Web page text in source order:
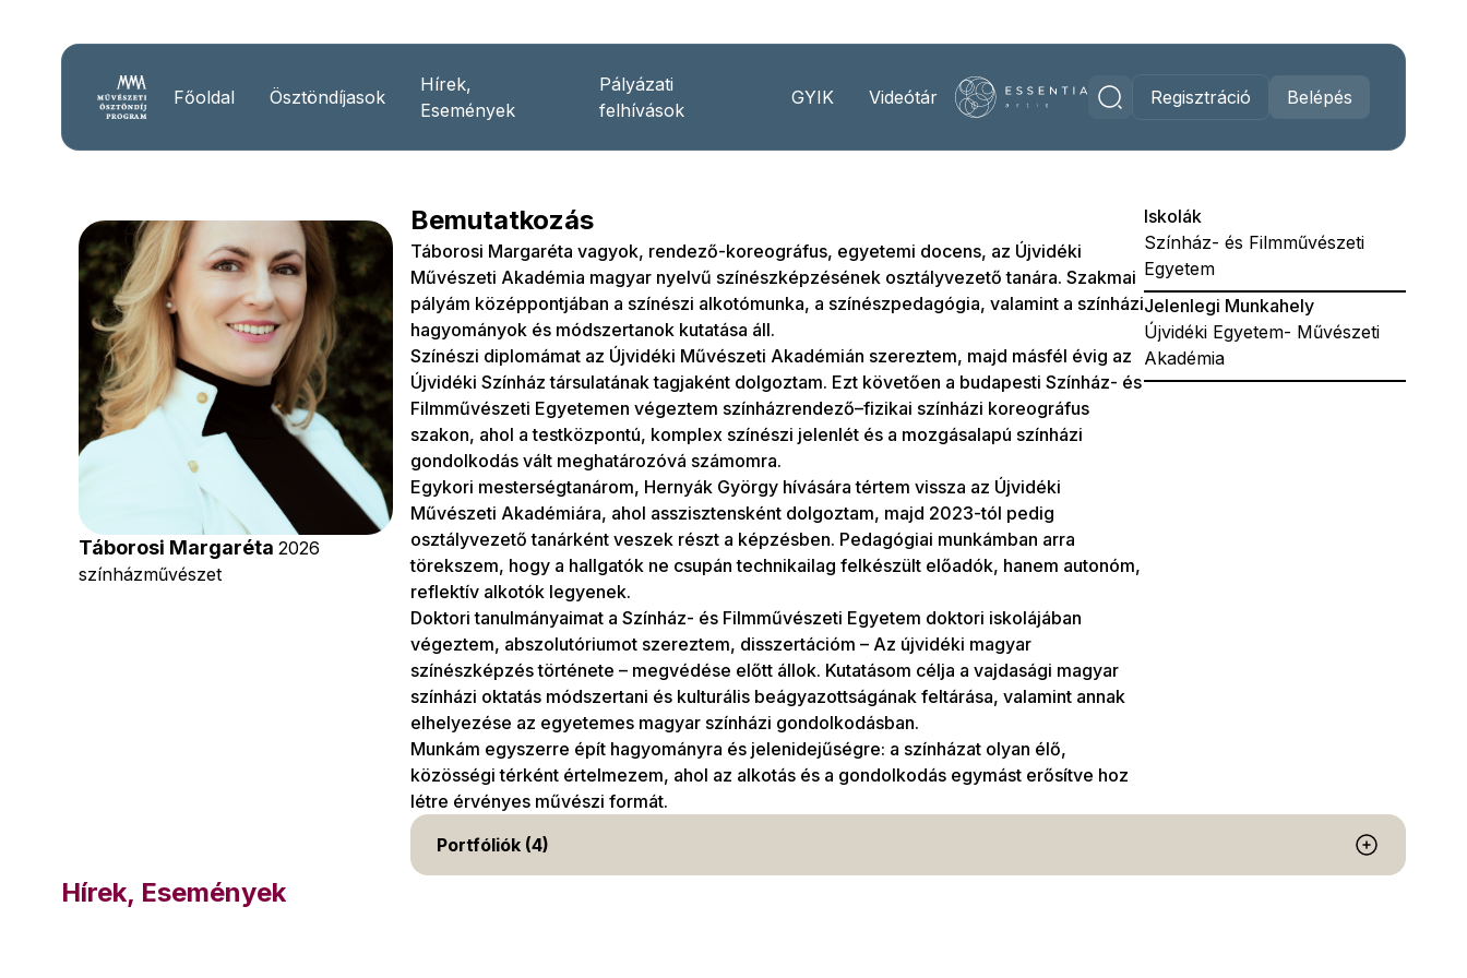
Főoldal Ösztöndíjasok
Hírek,
Események
Pályázati
felhívások
GYIK Videótár Regisztráció Belépés
Táborosi Margaréta 2026
színházművészet
Bemutatkozás
Táborosi Margaréta vagyok, rendező-koreográfus, egyetemi docens, az Újvidéki
Művészeti Akadémia magyar nyelvű színészképzésének osztályvezető tanára. Szakmai
pályám középpontjában a színészi alkotómunka, a színészpedagógia, valamint a színházi
hagyományok és módszertanok kutatása áll.
Színészi diplomámat az Újvidéki Művészeti Akadémián szereztem, majd másfél évig az
Újvidéki Színház társulatának tagjaként dolgoztam. Ezt követően a budapesti Színház- és
Filmművészeti Egyetemen végeztem színházrendező–fizikai színházi koreográfus
szakon, ahol a testközpontú, komplex színészi jelenlét és a mozgásalapú színházi
gondolkodás vált meghatározóvá számomra.
Egykori mesterségtanárom, Hernyák György hívására tértem vissza az Újvidéki
Művészeti Akadémiára, ahol asszisztensként dolgoztam, majd 2023-tól pedig
osztályvezető tanárként veszek részt a képzésben. Pedagógiai munkámban arra
törekszem, hogy a hallgatók ne csupán technikailag felkészült előadók, hanem autonóm,
reflektív alkotók legyenek.
Doktori tanulmányaimat a Színház- és Filmművészeti Egyetem doktori iskolájában
végeztem, abszolutóriumot szereztem, disszertációm – Az újvidéki magyar
színészképzés története – megvédése előtt állok. Kutatásom célja a vajdasági magyar
színházi oktatás módszertani és kulturális beágyazottságának feltárása, valamint annak
elhelyezése az egyetemes magyar színházi gondolkodásban.
Munkám egyszerre épít hagyományra és jelenidejűségre: a színházat olyan élő,
közösségi térként értelmezem, ahol az alkotás és a gondolkodás egymást erősítve hoz
létre érvényes művészi formát.
Iskolák
Színház- és Filmművészeti
Egyetem
Jelenlegi Munkahely
Újvidéki Egyetem- Művészeti
Akadémia
Portfóliók (4)
Hírek, Események